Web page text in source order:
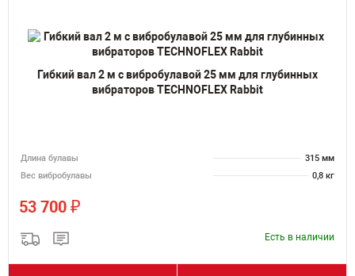
Гибкий вал 2 м с вибробулавой 25 мм для глубинных
вибраторов TECHNOFLEX Rabbit
Длина булавы
315 мм
Вес вибробулавы
0,8 кг
53 700 ₽
Есть в наличии